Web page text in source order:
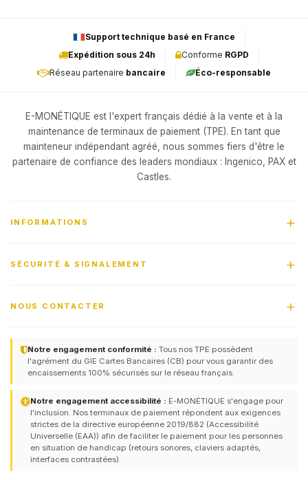
Support technique basé en France
Expédition sous 24h
Conforme RGPD
Réseau partenaire bancaire Éco-responsable
E-MONÉTIQUE est l'expert français dédié à la vente et à la
maintenance de terminaux de paiement (TPE). En tant que
mainteneur indépendant agréé, nous sommes fiers d'être le
partenaire de confiance des leaders mondiaux : Ingenico, PAX et
Castles.
INFORMATIONS
SÉCURITÉ & SIGNALEMENT
NOUS CONTACTER
Notre engagement conformité : Tous nos TPE possèdent
l'agrément du GIE Cartes Bancaires (CB) pour vous garantir des
encaissements 100% sécurisés sur le réseau français.
Notre engagement accessibilité : E-MONÉTIQUE s'engage pour
l'inclusion. Nos terminaux de paiement répondent aux exigences
strictes de la directive européenne 2019/882 (Accessibilité
Universelle (EAA)) afin de faciliter le paiement pour les personnes
en situation de handicap (retours sonores, claviers adaptés,
interfaces contrastées).